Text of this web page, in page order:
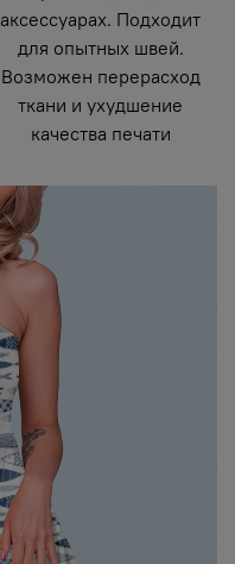
аксессуарах. Подходит
для опытных швей.
Возможен перерасход
ткани и ухудшение
качества печати